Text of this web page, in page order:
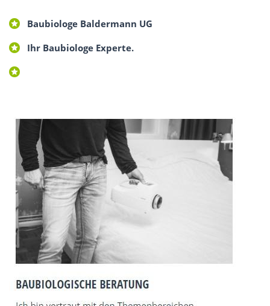
Baubiologe Baldermann UG
Ihr Baubiologe Experte.